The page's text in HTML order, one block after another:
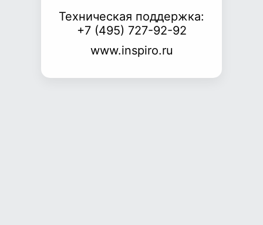
Техническая поддержка:
+7 (495) 727-92-92
www.inspiro.ru